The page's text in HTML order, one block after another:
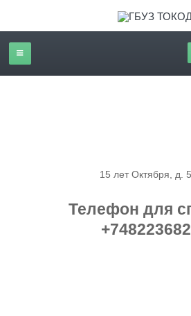
15 лет Октября, д.
Телефон для